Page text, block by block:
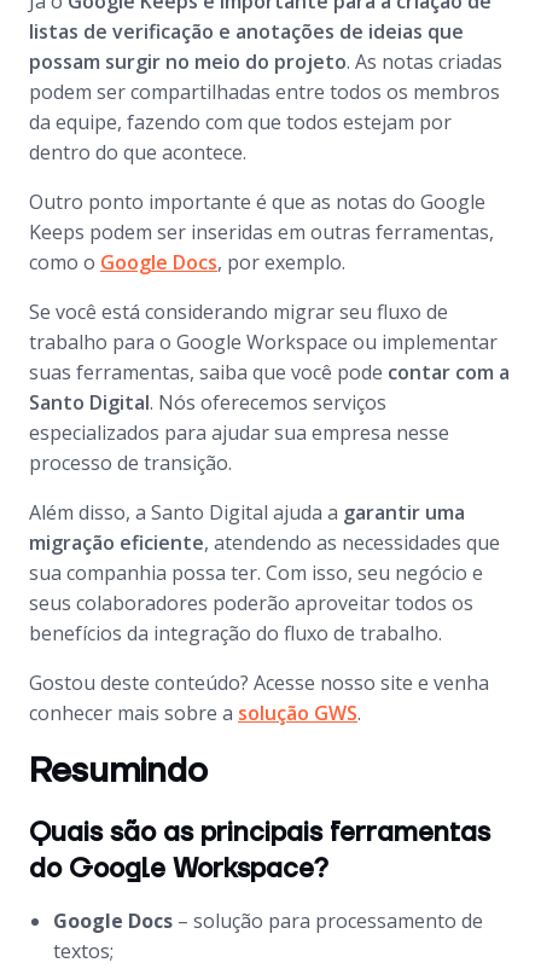
listas de verificação e anotações de ideias que
possam surgir no meio do projeto. As notas criadas
podem ser compartilhadas entre todos os membros
da equipe, fazendo com que todos estejam por
dentro do que acontece.
Outro ponto importante é que as notas do Google
Keeps podem ser inseridas em outras ferramentas,
como o Google Docs, por exemplo.
Se você está considerando migrar seu fluxo de
trabalho para o Google Workspace ou implementar
suas ferramentas, saiba que você pode contar com a
Santo Digital. Nós oferecemos serviços
especializados para ajudar sua empresa nesse
processo de transição.
Além disso, a Santo Digital ajuda a garantir uma
migração eficiente, atendendo as necessidades que
sua companhia possa ter. Com isso, seu negócio e
seus colaboradores poderão aproveitar todos os
benefícios da integração do fluxo de trabalho.
Gostou deste conteúdo? Acesse nosso site e venha
conhecer mais sobre a solução GWS.
Resumindo
Quais são as principais ferramentas
do Google Workspace?
Google Docs – solução para processamento de
textos;